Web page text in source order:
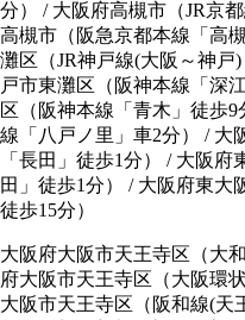
分） / 大阪府高槻市（JR京
高槻市（阪急京都本線「高
灘区（JR神戸線(大阪～神戸
戸市東灘区（阪神本線「深
区（阪神本線「青木」徒歩
線「八戸ノ里」車2分） / 大
「長田」徒歩1分） / 大阪
田」徒歩1分） / 大阪府東大
徒歩15分）
大阪府大阪市天王寺区（大
府大阪市天王寺区（大阪環
大阪市天王寺区（阪和線(天